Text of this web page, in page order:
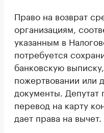
Право на возврат
организациям,
указанным в
потребуется
банковскую
пожертвовании или
документы. Депутат
перевод на карту
дает права на вычет.